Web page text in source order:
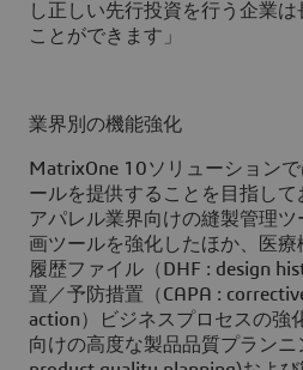
し正しい先行投資を行う企業
ことができます」
業界別の機能強化
MatrixOne 10ソリューション
ールを提供することを目指して
アパレル業界向けの縫製管理
画ツールを強化したほか、医
履歴ファイル（DHF : design
置／予防措置（CAPA :
action）ビジネスプロセスの強
向けの高度な製品品質プランニ